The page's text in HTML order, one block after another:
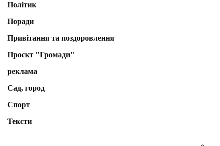
Політик
Поради
Привітання та поздоровлення
Проєкт "Громади"
реклама
Сад, город
Спорт
Тексти